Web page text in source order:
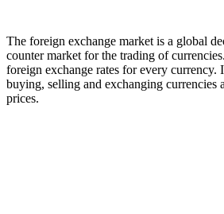
The foreign exchange market is a global
counter market for the trading of
foreign exchange rates for every currency.
buying, selling and exchanging currencies
prices.